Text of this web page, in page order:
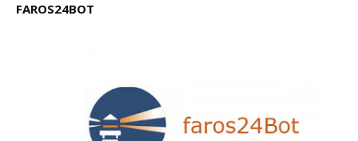
FAROS24BOT